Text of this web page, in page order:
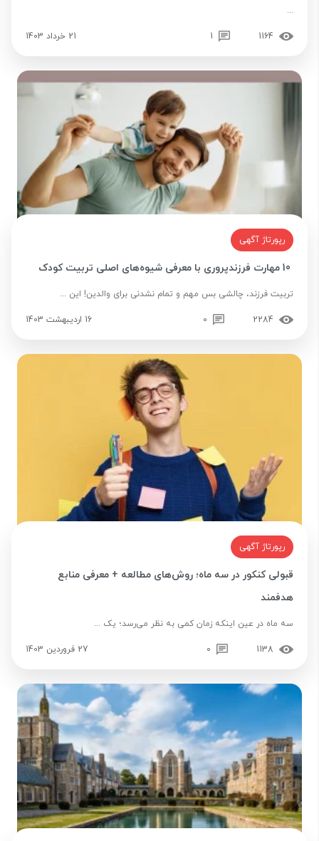
...
1164
1 21 خرداد 1403
رپورتاژ آگهی
تربیت فرزند، چالشی بس مهم و تمام نشدنی برای والدین! این ...
2284
0 16 اردیبهشت 1403
رپورتاژ آگهی
قبولی کنکور در سه ماه؛ روش‌های مطالعه + معرفی منابع
هدفمند
سه ماه در عین اینکه زمان کمی به نظر می‌رسد؛ یک ...
1138
0 27 فروردین 1403